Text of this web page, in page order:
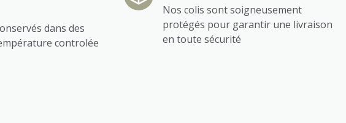
dans des
controlée
Nos colis sont soigneusement
protégés pour garantir une livraison
en toute sécurité